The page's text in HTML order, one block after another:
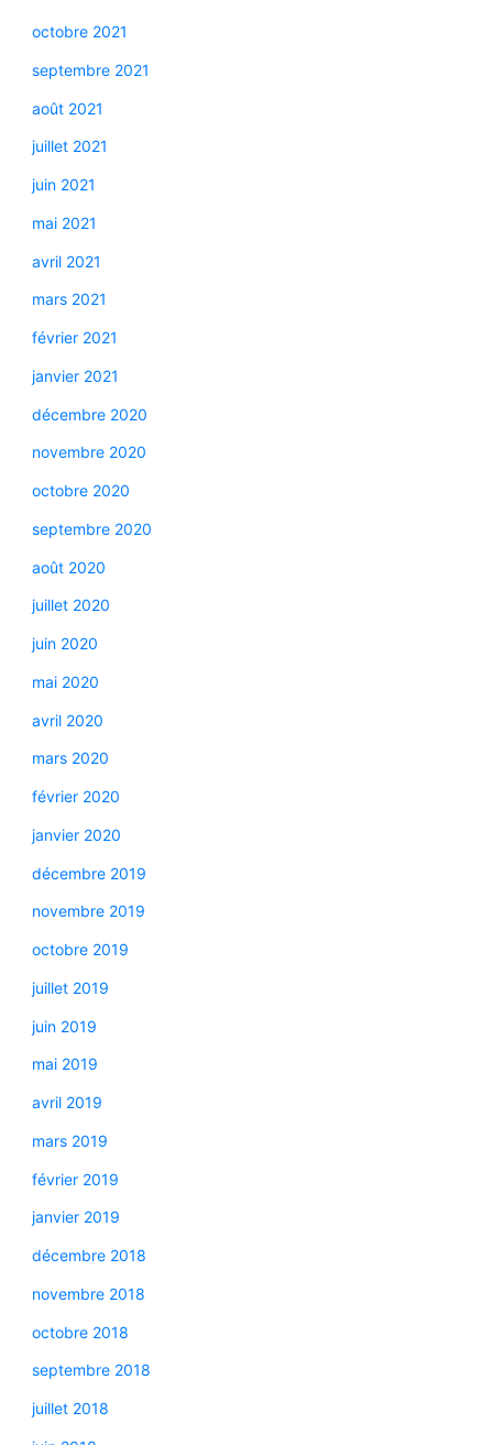
octobre 2021
septembre 2021
août 2021
juillet 2021
juin 2021
mai 2021
avril 2021
mars 2021
février 2021
janvier 2021
décembre 2020
novembre 2020
octobre 2020
septembre 2020
août 2020
juillet 2020
juin 2020
mai 2020
avril 2020
mars 2020
février 2020
janvier 2020
décembre 2019
novembre 2019
octobre 2019
juillet 2019
juin 2019
mai 2019
avril 2019
mars 2019
février 2019
janvier 2019
décembre 2018
novembre 2018
octobre 2018
septembre 2018
juillet 2018